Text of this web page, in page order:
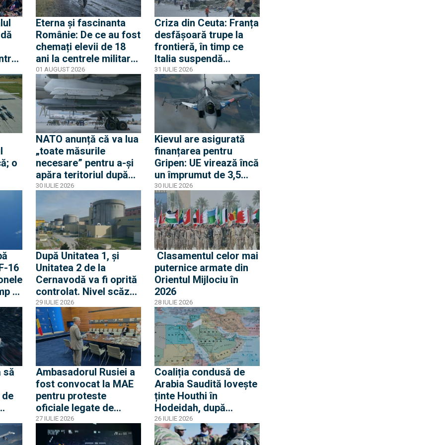
Eterna și fascinanta
Românie: De ce au fost
chemați elevii de 18
ani la centrele militare
și de ce nu este vorba
despre mobilizare
01 AUGUST 2026
Criza din Ceuta: Franța
desfășoară trupe la
frontieră, în timp ce
Italia suspendă
acordul Schengen cu
Spania
31 IULIE 2026
o
NATO anunță că va lua
„toate măsurile
necesare” pentru a-și
apăra teritoriul după
ce o rachetă rusă a
explodat în Polonia
30 IULIE 2026
Kievul are asigurată
finanțarea pentru
Gripen: UE virează încă
un împrumut de 3,5
miliarde euro pentru
Gripen, drone, rachete
și apărare aeriană
30 IULIE 2026
16
o
După Unitatea 1, și
Unitatea 2 de la
Cernavodă va fi oprită
controlat. Nivel scăzut
fără precedent al
Dunării
29 IULIE 2026
Clasamentul celor mai
puternice armate din
Orientul Mijlociu în
2026
28 IULIE 2026
să
de
Ambasadorul Rusiei a
fost convocat la MAE
pentru proteste
oficiale legate de
incursiunile cu drone.
Ambasadorul român la
27 IULIE 2026
Coaliția condusă de
Arabia Saudită lovește
ținte Houthi în
Hodeidah, după
atacurile asupra
petrolierelor saudite și
26 IULIE 2026